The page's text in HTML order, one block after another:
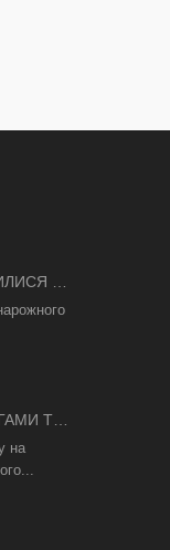
В
ТА
на